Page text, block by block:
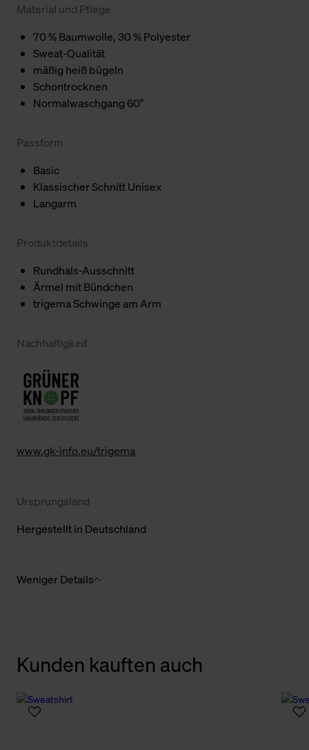
Material und Pflege
70 % Baumwolle, 30 % Polyester
Sweat-Qualität
mäßig heiß bügeln
Schontrocknen
Normalwaschgang 60°
Passform
Basic
Klassischer Schnitt Unisex
Langarm
Produktdetails
Rundhals-Ausschnitt
Ärmel mit Bündchen
trigema Schwinge am Arm
Nachhaltigkeit
www.gk-info.eu/trigema
Ursprungsland
Hergestellt in Deutschland
Weniger Details
Kunden kauften auch